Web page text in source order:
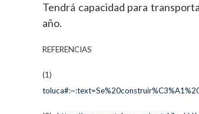
Tendrá capacidad para
año.
REFERENCIAS
(1)